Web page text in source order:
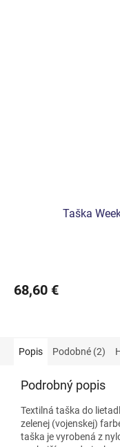
Taška
68,60 €
Popis Podobné (2)
Podrobný popis
Textilná taška do
zelenej (vojenskej)
taška je vyrobená z